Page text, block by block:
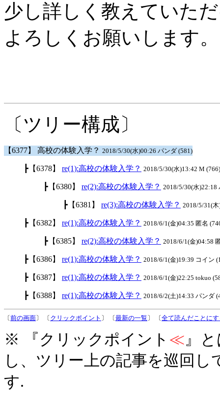
少し詳しく教えていた
よろしくお願いします。
〔ツリー構成〕
【6377】 高校の体験入学？ 2018/5/30(水)00:26 パンダ (581)
┣【6378】 re(1):高校の体験入学？ 2018/5/30(水)13:42 M (766)
┣【6380】 re(2):高校の体験入学？ 2018/5/30(水)22:18
┣【6381】 re(3):高校の体験入学？ 2018/5/31(
┣【6382】 re(1):高校の体験入学？ 2018/6/1(金)04:35 匿名
┣【6385】 re(2):高校の体験入学？ 2018/6/1(金)04:58
┣【6386】 re(1):高校の体験入学？ 2018/6/1(金)19:39 コイン
┣【6387】 re(1):高校の体験入学？ 2018/6/1(金)22:25 tokuo
┣【6388】 re(1):高校の体験入学？ 2018/6/2(土)14:33 パンダ
〔前の画面〕 〔 クリックポイント 〕 〔最新の一覧 〕 〔全て読んだことに
※ 『クリックポイント ≪』
し、ツリー上の記事を巡回
す.